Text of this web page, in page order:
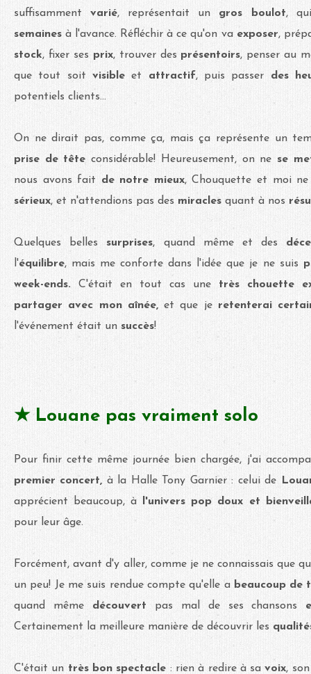
suffisammentvarié, représentait un gros boulot,
semaines à l'avance. Réfléchir à ce qu'on va exposer,
stock, fixer ses prix, trouver des présentoirs, penser au
que tout soit visibleet attractif, puis passer des
potentiels clients...
On ne dirait pas, comme ça, mais ça représente un
prise de tête considérable! Heureusement, on ne se
nous avons fait de notre mieux, Chouquette et moi
sérieux, et n'attendions pas des miracles quant à nos
Quelques bellessurprises, quand même et des
l'équilibre, mais me conforte dans l'idée que je ne suis
week-ends. C'était en tout cas une très chouette
partager avec mon aînée,et que je retenterai
l'événement était un succès!
★ Louane pas vraiment solo
Pour finir cette même journée bien chargée, j'ai
premier concert, à la Halle Tony Garnier : celui de
apprécient beaucoup, à
l'univers pop doux et
pour leur âge.
Forcément, avant d'y aller, comme je ne connaissais que
un peu! Je me suis rendue compte qu'elle a beaucoup de
quand même découvert pas mal de ses chansons
Certainement la meilleure manière de découvrir les
C'était un très bon spectacle : rien à redire à savoix,